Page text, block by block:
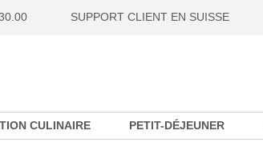
SUPPORT CLIENT EN SUISSE
CULINAIRE PETIT-DÉJEUNER